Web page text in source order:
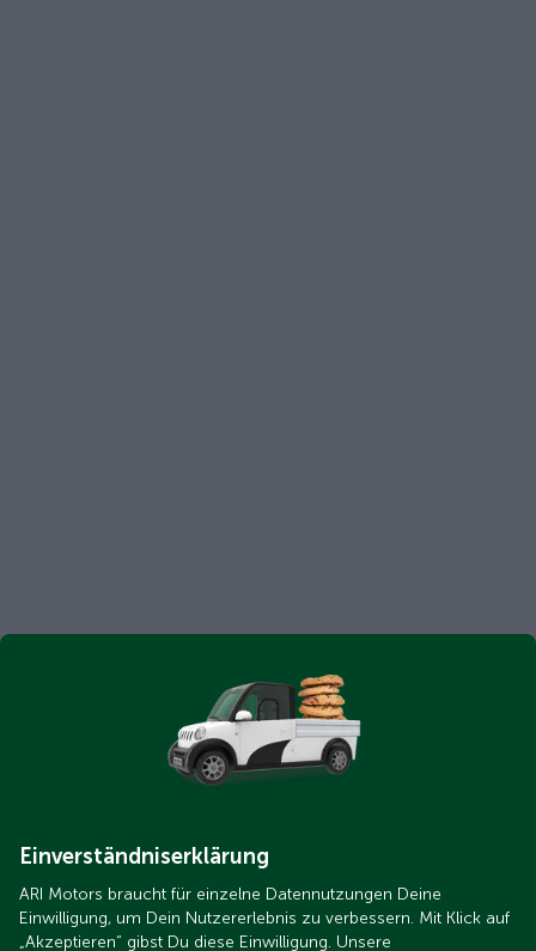
Einverständniserklärung
ARI Motors braucht für einzelne Datennutzungen Deine
Einwilligung, um Dein Nutzererlebnis zu verbessern. Mit Klick auf
„Akzeptieren“ gibst Du diese Einwilligung. Unsere